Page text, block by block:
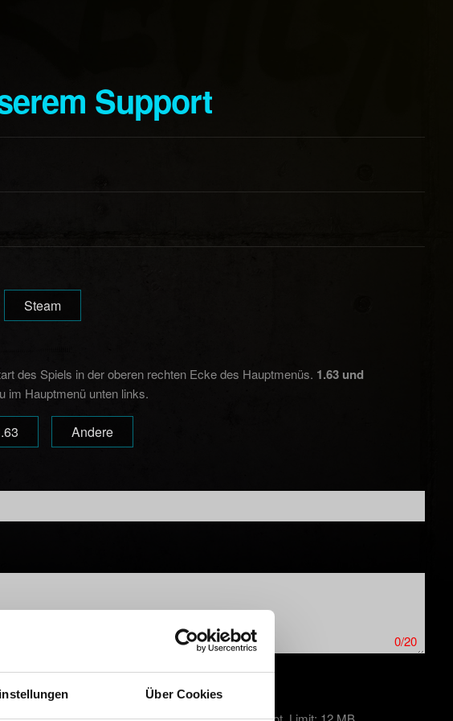
Über Cookies
Support
Steam
des Spiels in der oberen rechten Ecke des Hauptmenüs. 1.63 und
im Hauptmenü unten links.
Andere
0/20